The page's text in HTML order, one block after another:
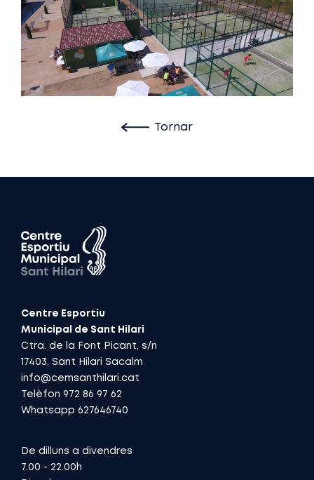
Tornar
Centre Esportiu
Municipal de Sant Hilari
Ctra. de la Font Picant, s/n
17403, Sant Hilari Sacalm
info@cemsanthilari.cat
Telèfon 972 86 97 62
Whatsapp 627646740
De dilluns a divendres
7.00 - 22.00h